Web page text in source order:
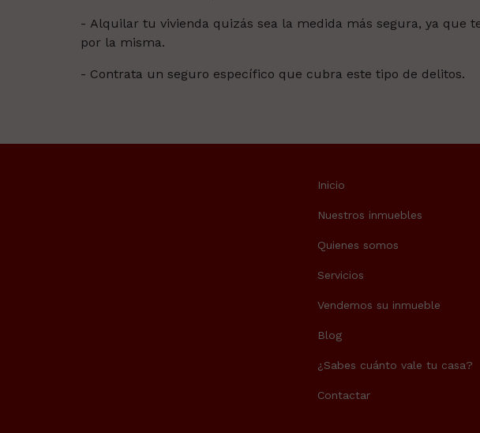
- Alquilar tu vivienda quizás sea la medida más segura, ya que
por la misma.
- Contrata un seguro específico que cubra este tipo de delitos.
Inicio
Nuestros inmuebles
Quienes somos
Servicios
Vendemos su inmueble
Blog
¿Sabes cuánto vale tu casa?
Contactar